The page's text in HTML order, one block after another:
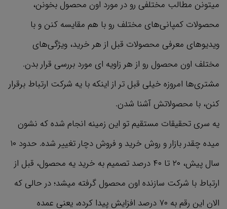
میتونن مطالب مختلفی رو در مورد اون محصول بخونن،
محصولات کمپانی‌های مختلف رو با هم مقایسه کنن و با
ویدیوهای معرفی محصولات قبل از هر خرید، ویژگی‌های
مختلف اون محصول رو از هر زاویه ای مورد بررسی قرار بدن.
مشتری‌ها امروزه خیلی قبل تر از اینکه با یه شرکت ارتباط برقرار
کنن، با محصولاتش آشنا شدن.
یه سری تحقیقات مستقیم تو این زمینه انجام شده که نشون
میده چقدر بازار و روش خرید و فروش دچار تغییر شده. حدود ۱۰
سال پیش، ۲۰ تا ۴۰ درصد تصمیم به خرید یه محصول، قبل از
ارتباط با شرکت سازنده اون محصول گرفته میشد؛ در حالی که
الان این رقم به ۷۰ درصد افزایش پیدا کرده، یعنی عمده